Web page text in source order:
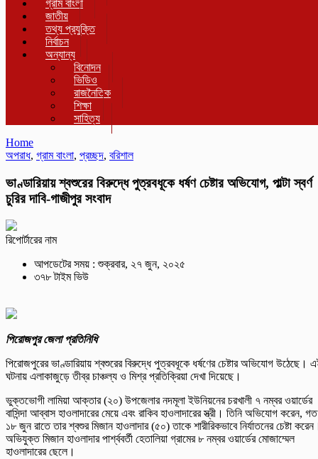
গ্রাম বাংলা
জাতীয়
তথ্য প্রযুক্তি
নির্বাচন
অন্যান্য
বিনোদন
ভিডিও
রাজনৈতিক
শিক্ষা
সাহিত্য
Home
অপরাধ, গ্রাম বাংলা, প্রচ্ছদ, বরিশাল
ভাণ্ডারিয়ায় শ্বশুরের বিরুদ্ধে পুত্রবধূকে ধর্ষণ চেষ্টার অভিযোগ, পাল্টা স্বর্ণ
চুরির দাবি-গাজীপুর সংবাদ
রিপোর্টারের নাম
আপডেটের সময় : শুক্রবার, ২৭ জুন, ২০২৫
৩৭৮ টাইম ভিউ
পিরোজপুর জেলা প্রতিনিধি
পিরোজপুরের ভাণ্ডারিয়ায় শ্বশুরের বিরুদ্ধে পুত্রবধূকে ধর্ষণের চেষ্টার অভিযোগ উঠেছে।
ঘটনায় এলাকাজুড়ে তীব্র চাঞ্চল্য ও মিশ্র প্রতিক্রিয়া দেখা দিয়েছে।
ভুক্তভোগী লামিয়া আক্তার (২০) উপজেলার নদমূলা ইউনিয়নের চরখালী ৭ নম্বর ওয়ার্ডের
বাসিন্দা আব্বাস হাওলাদারের মেয়ে এবং রাকিব হাওলাদারের স্ত্রী। তিনি অভিযোগ করেন, গত
১৮ জুন রাতে তার শ্বশুর মিজান হাওলাদার (৫০) তাকে শারীরিকভাবে নির্যাতনের চেষ্টা
অভিযুক্ত মিজান হাওলাদার পার্শ্ববর্তী হেতালিয়া গ্রামের ৮ নম্বর ওয়ার্ডের মোজাম্মেল
হাওলাদারের ছেলে।